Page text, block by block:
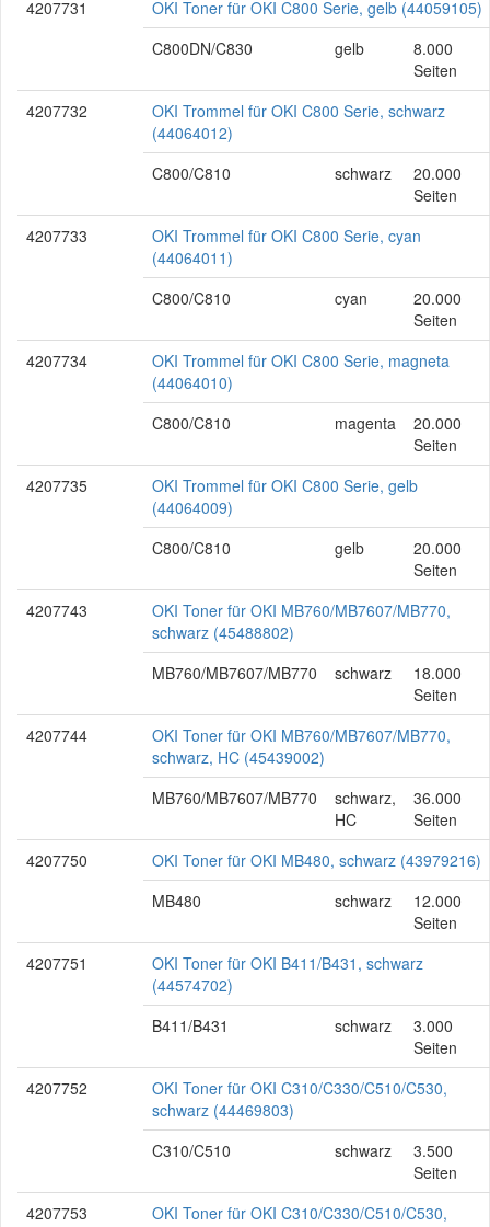
4207731
OKI Toner für OKI C800 Serie, gelb (44059105)
C800DN/C830
gelb
8.000
Seiten
4207732
OKI Trommel für OKI C800 Serie, schwarz
(44064012)
C800/C810
schwarz
20.000
Seiten
4207733
OKI Trommel für OKI C800 Serie, cyan
(44064011)
C800/C810
cyan
20.000
Seiten
4207734
OKI Trommel für OKI C800 Serie, magneta
(44064010)
C800/C810
magenta
20.000
Seiten
4207735
OKI Trommel für OKI C800 Serie, gelb
(44064009)
C800/C810
gelb
20.000
Seiten
4207743
OKI Toner für OKI MB760/MB7607/MB770,
schwarz (45488802)
MB760/MB7607/MB770
schwarz
18.000
Seiten
4207744
OKI Toner für OKI MB760/MB7607/MB770,
schwarz, HC (45439002)
MB760/MB7607/MB770
schwarz,
HC
36.000
Seiten
4207750
OKI Toner für OKI MB480, schwarz (43979216)
MB480
schwarz
12.000
Seiten
4207751
OKI Toner für OKI B411/B431, schwarz
(44574702)
B411/B431
schwarz
3.000
Seiten
4207752
OKI Toner für OKI C310/C330/C510/C530,
schwarz (44469803)
C310/C510
schwarz
3.500
Seiten
4207753
OKI Toner für OKI C310/C330/C510/C530,